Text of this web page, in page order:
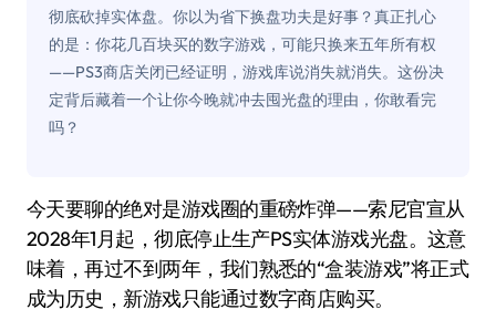
彻底砍掉实体盘。你以为省下换盘功夫是好事？真正扎心
的是：你花几百块买的数字游戏，可能只换来五年所有权
——PS3商店关闭已经证明，游戏库说消失就消失。这份决
定背后藏着一个让你今晚就冲去囤光盘的理由，你敢看完
吗？
今天要聊的绝对是游戏圈的重磅炸弹——索尼官宣从
2028年1月起，彻底停止生产PS实体游戏光盘。这意
味着，再过不到两年，我们熟悉的“盒装游戏”将正式
成为历史，新游戏只能通过数字商店购买。